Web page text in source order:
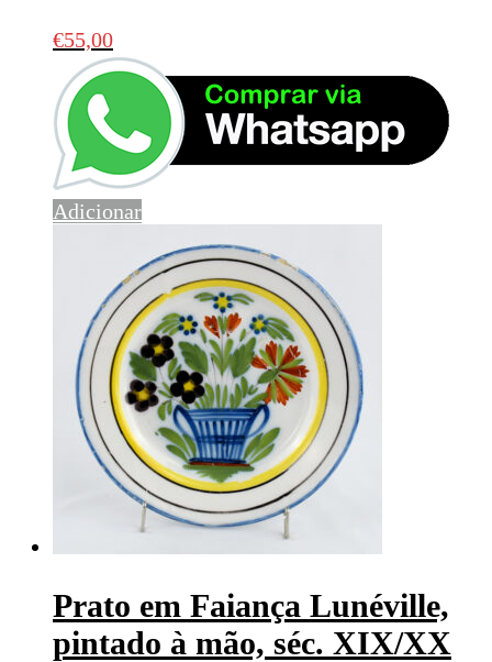
€55,00
Adicionar
Prato em Faiança Lunéville,
pintado à mão, séc. XIX/XX